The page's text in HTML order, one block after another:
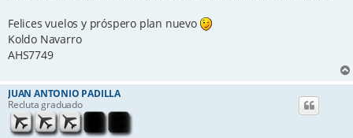
Felices vuelos y próspero plan nuevo
Koldo Navarro
AHS7749
JUAN ANTONIO PADILLA
Recluta graduado